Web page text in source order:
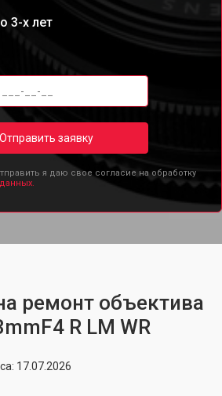
3-х лет
Отправить заявку
я даю свое согласие на обработку
ремонт объектива
R LM WR
17.07.2026